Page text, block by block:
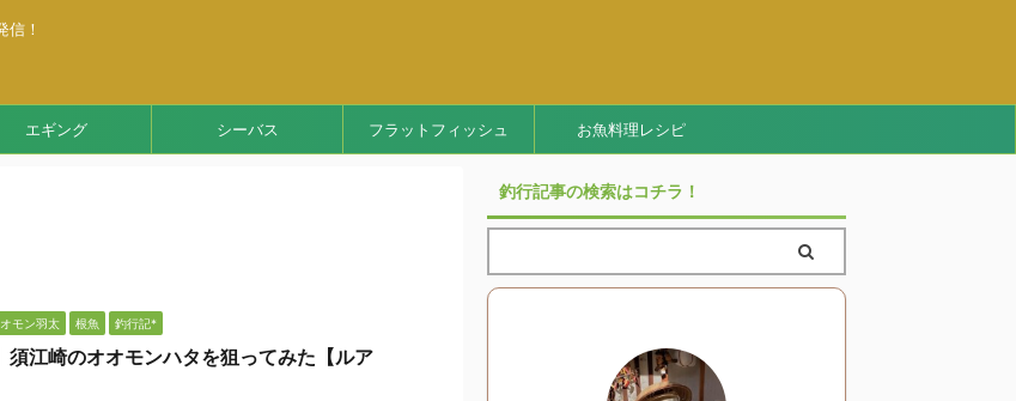
信！
エギング シーバス フラットフィッシュ お魚料理レシピ
モン羽太 根魚 釣行記*
須江崎のオオモンハタを狙ってみた【ルア
釣行記事の検索はコチラ！